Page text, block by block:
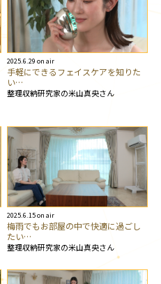
2025.6.29 on air
手軽にできるフェイスケアを知りた
い…
整理収納研究家の米山真央さん
2025.6.15 on air
梅雨でもお部屋の中で快適に過ごし
たい…
整理収納研究家の米山真央さん